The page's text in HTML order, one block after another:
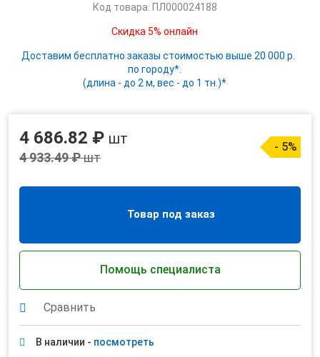
Код товара: ПЛ000024188
Скидка 5% онлайн
Доставим бесплатно заказы стоимостью выше 20 000 р.
по городу*.
(длина - до 2 м, вес - до 1 тн.)*
4 686.82 ₽ шт
4 933.49 ₽шт
- 5%
Товар под заказ
Помощь специалиста
Сравнить
В наличии - посмотреть